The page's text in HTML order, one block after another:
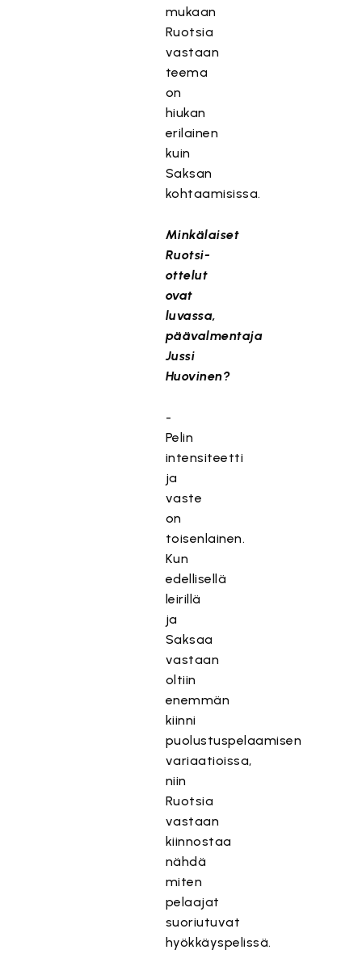
mukaan
Ruotsia
vastaan
teema
on
hiukan
erilainen
kuin
Saksan
kohtaamisissa.
Minkälaiset
Ruotsi-
ottelut
ovat
luvassa,
päävalmentaja
Jussi
Huovinen?
-
Pelin
intensiteetti
ja
vaste
on
toisenlainen.
Kun
edellisellä
leirillä
ja
Saksaa
vastaan
oltiin
enemmän
kiinni
puolustuspelaamisen
variaatioissa,
niin
Ruotsia
vastaan
kiinnostaa
nähdä
miten
pelaajat
suoriutuvat
hyökkäyspelissä.